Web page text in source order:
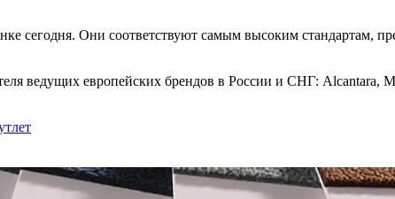
сегодня. Они соответствуют самым высоким стандартам,
ведущих европейских брендов в России и СНГ: Alcantara,